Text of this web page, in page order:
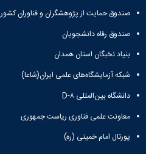
صندوق حمایت از پژوهشگران و فناوران کشور
صندوق رفاه دانشجویان
بنیاد نخبگان استان همدان
شبکه آزمایشگاه‌های علمی ایران(شاعا)
دانشگاه بین‌المللی D-۸
معاونت علمی فناوری ریاست جمهوری
پورتال امام خمینی (ره)